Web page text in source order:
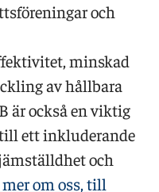
och
minskad
av hållbara
är också en viktig
ett inkluderande
och
om oss, till